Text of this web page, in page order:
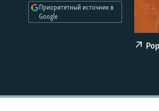
ПОДПИШИТЕСЬ НА РАССЫЛКУ
Приоритетный источник в
Google